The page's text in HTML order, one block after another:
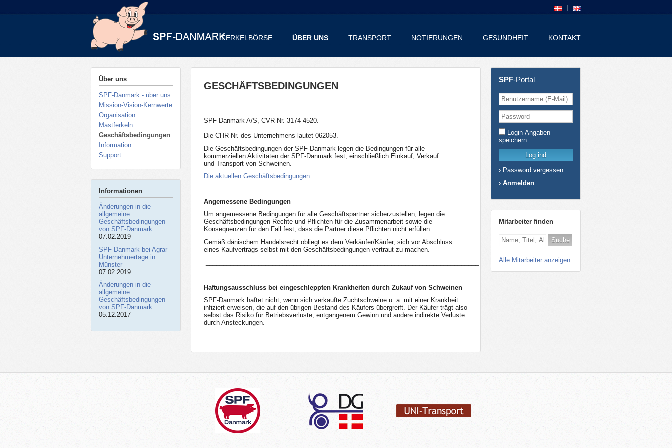
FERKELBÖRSE ÜBER UNS TRANSPORT NOTIERUNGEN GESUNDHEIT KONTAKT
SPF-Portal
Login-Angaben
speichern
› Password vergessen
› Anmelden
Mitarbeiter finden
Alle Mitarbeiter anzeigen
Über uns
SPF-Danmark - über uns
Mission-Vision-Kernwerte
Organisation
Mastferkeln
Geschäftsbedingungen
Information
Support
Informationen
Änderungen in die
allgemeine
Geschäftsbedingungen
von SPF-Danmark
07.02.2019
SPF-Danmark bei Agrar
Unternehmertage in
Münster
07.02.2019
Änderungen in die
allgemeine
Geschäftsbedingungen
von SPF-Danmark
05.12.2017
GESCHÄFTSBEDINGUNGEN
SPF-Danmark A/S, CVR-Nr. 3174 4520.
Die CHR-Nr. des Unternehmens lautet 062053.
Die Geschäftsbedingungen der SPF-Danmark legen die Bedingungen für alle
kommerziellen Aktivitäten der SPF-Danmark fest, einschließlich Einkauf, Verkauf
und Transport von Schweinen.
Die aktuellen Geschäftsbedingungen.
Angemessene Bedingungen
Um angemessene Bedingungen für alle Geschäftspartner sicherzustellen, legen die
Geschäftsbedingungen Rechte und Pflichten für die Zusammenarbeit sowie die
Konsequenzen für den Fall fest, dass die Partner diese Pflichten nicht erfüllen.
Gemäß dänischem Handelsrecht obliegt es dem Verkäufer/Käufer, sich vor Abschluss
eines Kaufvertrags selbst mit den Geschäftsbedingungen vertraut zu machen.
Haftungsausschluss bei eingeschleppten Krankheiten durch Zukauf von Schweinen
SPF-Danmark haftet nicht, wenn sich verkaufte Zuchtschweine u. a. mit einer Krankheit
infiziert erweisen, die auf den übrigen Bestand des Käufers übergreift. Der Käufer trägt also
selbst das Risiko für Betriebsverluste, entgangenem Gewinn und andere indirekte Verluste
durch Ansteckungen.